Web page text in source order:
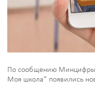
По сообщению Минцифры
Моя школа” появились